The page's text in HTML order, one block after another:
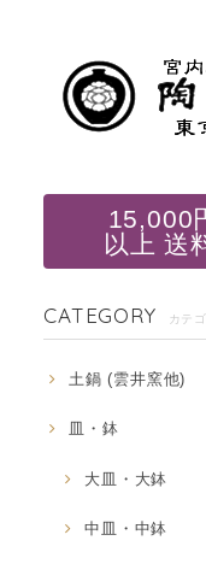
15,000
以上 送
CATEGORY カテ
土鍋 (雲井窯他)
皿・鉢
大皿・大鉢
中皿・中鉢